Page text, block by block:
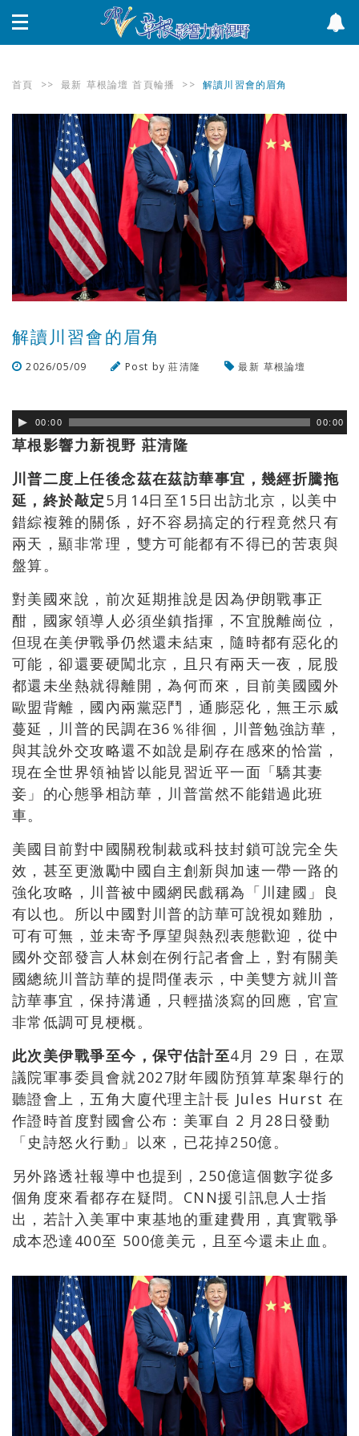
首頁 >> 最新 草根論壇 首頁輪播 >> 解讀川習會的眉角
解讀川習會的眉角
2026/05/09 Post by莊清隆 最新 草根論壇
00:00 00:00
草根影響力新視野 莊清隆
川普二度上任後念茲在茲訪華事宜，幾經折騰拖
延，終於敲定5月14日至15日出訪北京，以美中
錯綜複雜的關係，好不容易搞定的行程竟然只有
兩天，顯非常理，雙方可能都有不得已的苦衷與
盤算。
對美國來說，前次延期推說是因為伊朗戰事正
酣，國家領導人必須坐鎮指揮，不宜脫離崗位，
但現在美伊戰爭仍然還未結束，隨時都有惡化的
可能，卻還要硬闖北京，且只有兩天一夜，屁股
都還未坐熱就得離開，為何而來，目前美國國外
歐盟背離，國內兩黨惡鬥，通膨惡化，無王示威
蔓延，川普的民調在36％徘徊，川普勉強訪華，
與其說外交攻略還不如說是刷存在感來的恰當，
現在全世界領袖皆以能見習近平一面「驕其妻
妾」的心態爭相訪華，川普當然不能錯過此班
車。
美國目前對中國關稅制裁或科技封鎖可說完全失
效，甚至更激勵中國自主創新與加速一帶一路的
強化攻略，川普被中國網民戲稱為「川建國」良
有以也。所以中國對川普的訪華可說視如雞肋，
可有可無，並未寄予厚望與熱烈表態歡迎，從中
國外交部發言人林劍在例行記者會上，對有關美
國總統川普訪華的提問僅表示，中美雙方就川普
訪華事宜，保持溝通，只輕描淡寫的回應，官宣
非常低調可見梗概。
此次美伊戰爭至今，保守估計至4月 29 日，在眾
議院軍事委員會就2027財年國防預算草案舉行的
聽證會上，五角大廈代理主計長 Jules Hurst 在
作證時首度對國會公布：美軍自 2 月28日發動
「史詩怒火行動」以來，已花掉250億。
另外路透社報導中也提到，250億這個數字從多
個角度來看都存在疑問。CNN援引訊息人士指
出，若計入美軍中東基地的重建費用，真實戰爭
成本恐達400至 500億美元，且至今還未止血。